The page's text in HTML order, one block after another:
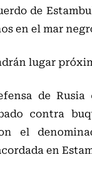
de
en el mar
lugar
de
contra
el
en